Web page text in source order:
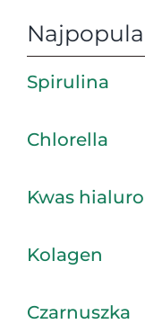
Spirulina
Chlorella
Kwas
Kolagen
Czarnuszka